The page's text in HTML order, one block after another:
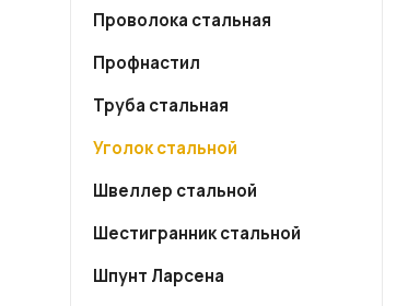
Проволока стальная
Профнастил
Труба стальная
Уголок стальной
Швеллер стальной
Шестигранник стальной
Шпунт Ларсена